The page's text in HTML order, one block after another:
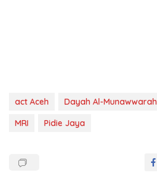
act Aceh Dayah Al-Munawwarah
MRI
Pidie Jaya